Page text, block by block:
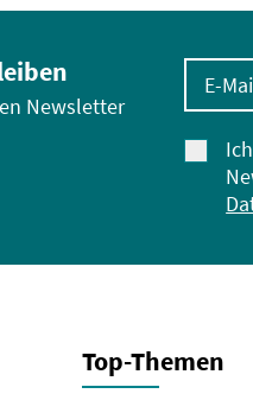
Newsletter
E-Mail-
Top-Themen